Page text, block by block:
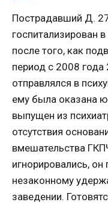
Пострадавший Д.
госпитализирован
после того, как
период с 2008 года
отправлялся в
ему была оказана
выпущен из
отсутствия
вмешательства
игнорировались,
незаконному
заведении.